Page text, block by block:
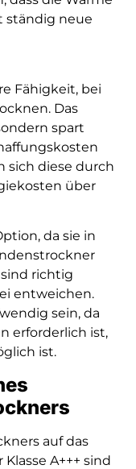
ständig neue
Fähigkeit, bei
Das
spart
sich diese durch
über
da sie in
richtig
entweichen.
sein, da
erforderlich ist,
ist.
auf das
A+++ sind